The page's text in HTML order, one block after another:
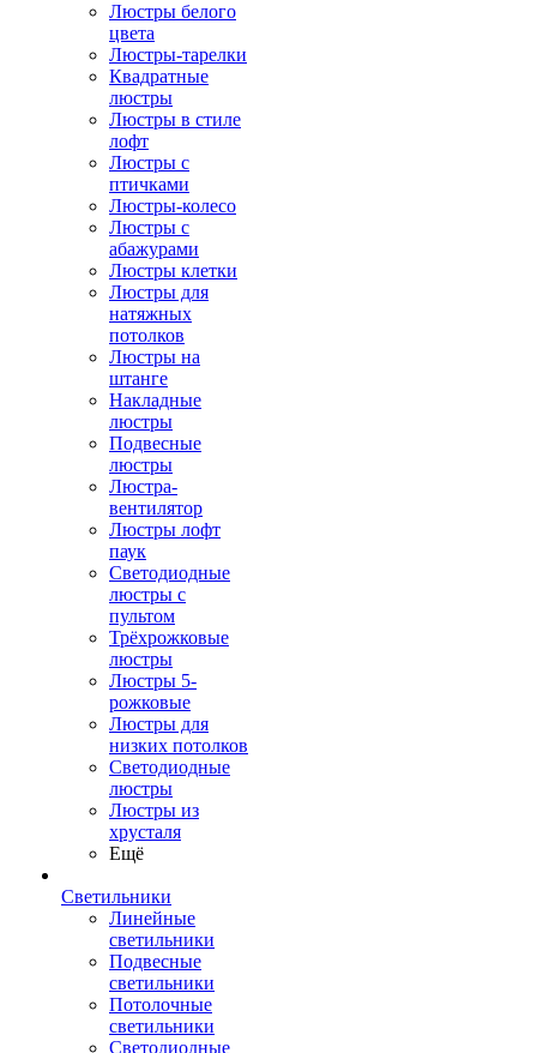
Люстры белого
цвета
Люстры-тарелки
Квадратные
люстры
Люстры в стиле
лофт
Люстры с
птичками
Люстры-колесо
Люстры с
абажурами
Люстры клетки
Люстры для
натяжных
потолков
Люстры на
штанге
Накладные
люстры
Подвесные
люстры
Люстра-
вентилятор
Люстры лофт
паук
Светодиодные
люстры с
пультом
Трёхрожковые
люстры
Люстры 5-
рожковые
Люстры для
низких потолков
Cветодиодные
люстры
Люстры из
хрусталя
Ещё
Светильники
Линейные
светильники
Подвесные
светильники
Потолочные
светильники
Светодиодные